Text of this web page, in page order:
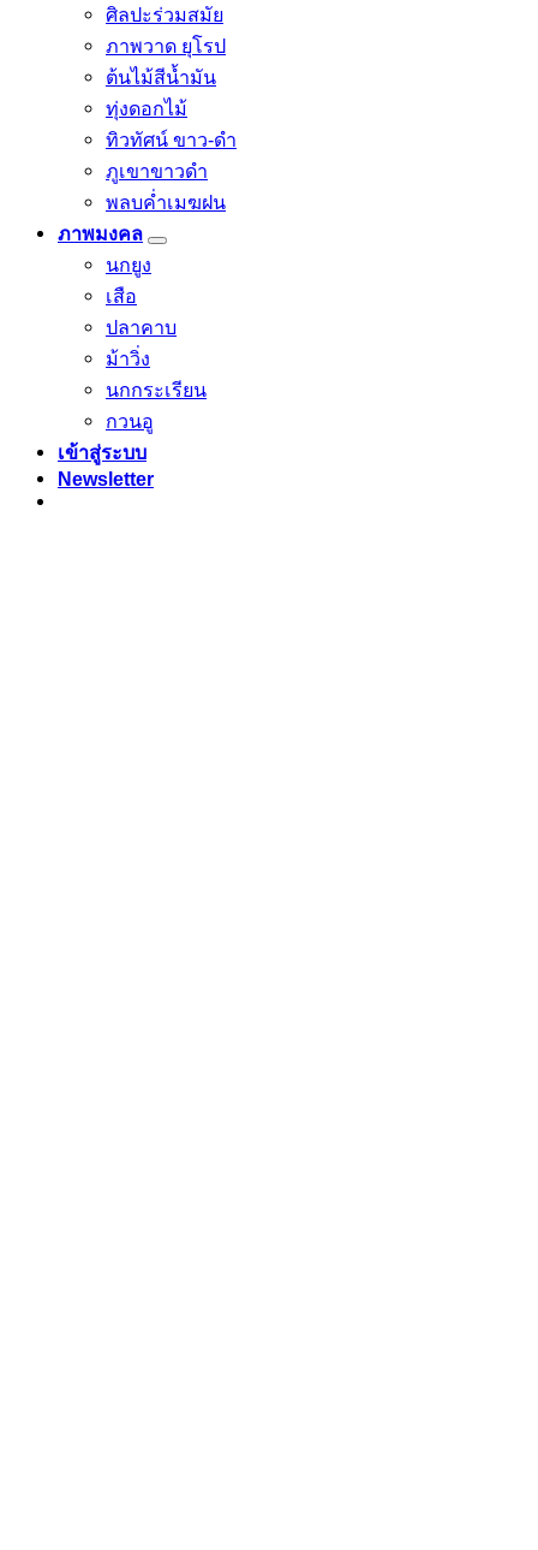
ศิลปะร่วมสมัย
ภาพวาด ยุโรป
ต้นไม้สีน้ำมัน
ทุ่งดอกไม้
ทิวทัศน์ ขาว-ดำ
ภูเขาขาวดำ
พลบค่ำเมฆฝน
ภาพมงคล
นกยูง
เสือ
ปลาคาบ
ม้าวิ่ง
นกกระเรียน
กวนอู
เข้าสู่ระบบ
Newsletter